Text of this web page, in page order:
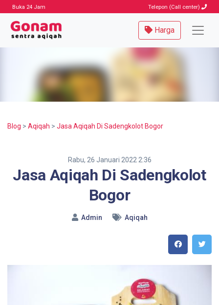
Buka 24 Jam Telepon (Call center)
Harga
Blog > Aqiqah > Jasa Aqiqah Di Sadengkolot Bogor
Rabu, 26 Januari 2022 2:36
Jasa Aqiqah Di Sadengkolot
Bogor
Admin Aqiqah